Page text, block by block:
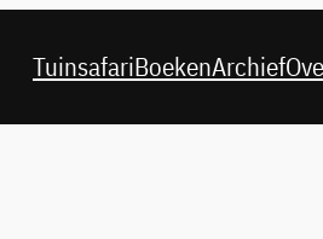
TuinsafariBoekenArchief